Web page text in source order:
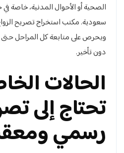
الصحية أو الأحوال المدنية، خاصة
سعودية. مكتب استخراج تصريح
ويحرص على متابعة كل المراحل حتى
دون تأخير.
الحالات
تحتاج إلى
رسمي